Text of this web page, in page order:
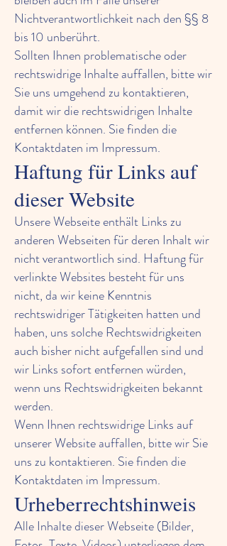
Nichtverantwortlichkeit nach den §§ 8
bis 10 unberührt.
Sollten Ihnen problematische oder
rechtswidrige Inhalte auffallen, bitte wir
Sie uns umgehend zu kontaktieren,
damit wir die rechtswidrigen Inhalte
entfernen können. Sie finden die
Kontaktdaten im Impressum.
Haftung für Links auf
dieser Website
Unsere Webseite enthält Links zu
anderen Webseiten für deren Inhalt wir
nicht verantwortlich sind. Haftung für
verlinkte Websites besteht für uns
nicht, da wir keine Kenntnis
rechtswidriger Tätigkeiten hatten und
haben, uns solche Rechtswidrigkeiten
auch bisher nicht aufgefallen sind und
wir Links sofort entfernen würden,
wenn uns Rechtswidrigkeiten bekannt
werden.
Wenn Ihnen rechtswidrige Links auf
unserer Website auffallen, bitte wir Sie
uns zu kontaktieren. Sie finden die
Kontaktdaten im Impressum.
Urheberrechtshinweis
Alle Inhalte dieser Webseite (Bilder,